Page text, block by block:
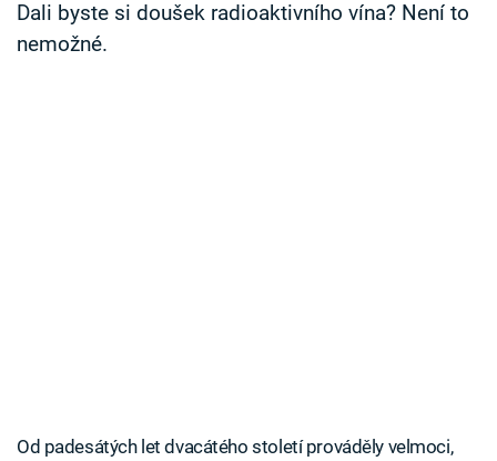
Sledujte nás
Dali byste si doušek radioaktivního vína? Není to
nemožné.
Od padesátých let dvacátého století prováděly velmoci,